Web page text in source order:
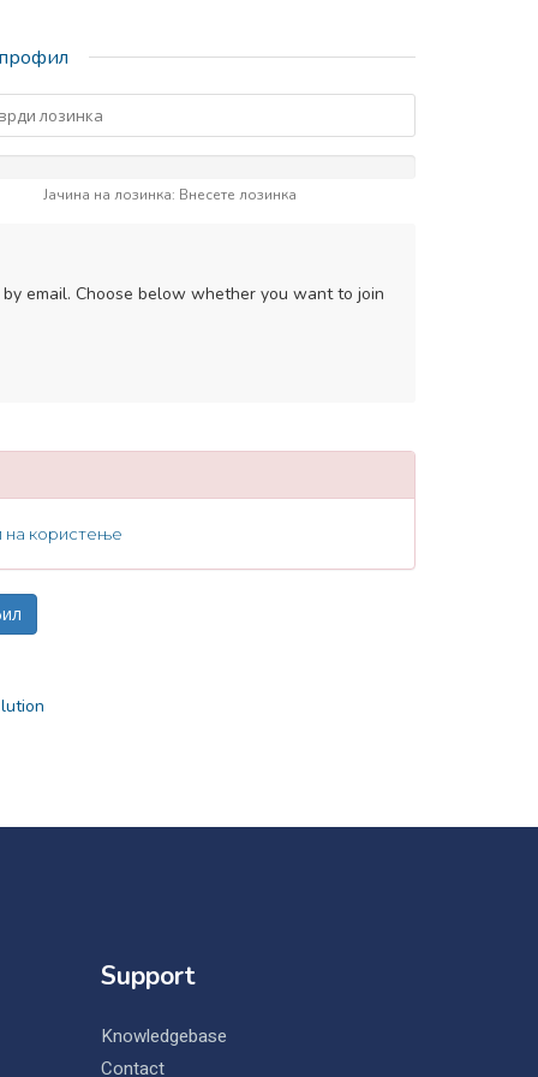
Јачина на лозинка: Внесете лозинка
email. Choose below whether you want to join
на користење
Support
Knowledgebase
Contact